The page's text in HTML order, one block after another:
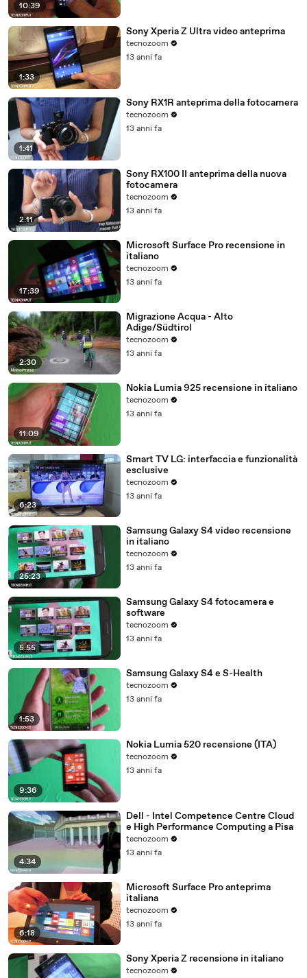
10:39
1:33
Sony Xperia Z Ultra video anteprima
tecnozoom
13 anni fa
1:41
Sony RX1R anteprima della fotocamera
tecnozoom
13 anni fa
2:11
Sony RX100 II anteprima della nuova
fotocamera
tecnozoom
13 anni fa
17:39
Microsoft Surface Pro recensione in
italiano
tecnozoom
13 anni fa
2:30
Migrazione Acqua - Alto
Adige/Südtirol
tecnozoom
13 anni fa
11:09
Nokia Lumia 925 recensione in italiano
tecnozoom
13 anni fa
6:23
Smart TV LG: interfaccia e funzionalità
esclusive
tecnozoom
13 anni fa
25:23
Samsung Galaxy S4 video recensione
in italiano
tecnozoom
13 anni fa
5:55
Samsung Galaxy S4 fotocamera e
software
tecnozoom
13 anni fa
1:53
Samsung Galaxy S4 e S-Health
tecnozoom
13 anni fa
9:36
Nokia Lumia 520 recensione (ITA)
tecnozoom
13 anni fa
4:34
Dell - Intel Competence Centre Cloud
e High Performance Computing a Pisa
tecnozoom
13 anni fa
6:18
Microsoft Surface Pro anteprima
italiana
tecnozoom
13 anni fa
Sony Xperia Z recensione in italiano
tecnozoom